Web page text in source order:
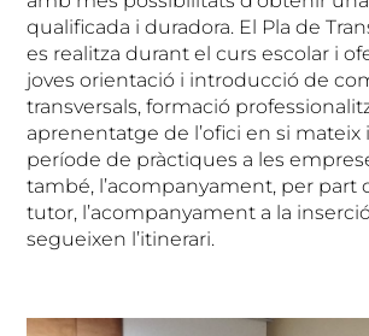
qualificada i duradora. El Pla de
es realitza durant el curs escolar i
joves orientació i introducció de
transversals, formació
aprenentatge de l’ofici en si
període de pràctiques a les
també, l’acompanyament, per part
tutor, l’acompanyament a la
segueixen l’itinerari.